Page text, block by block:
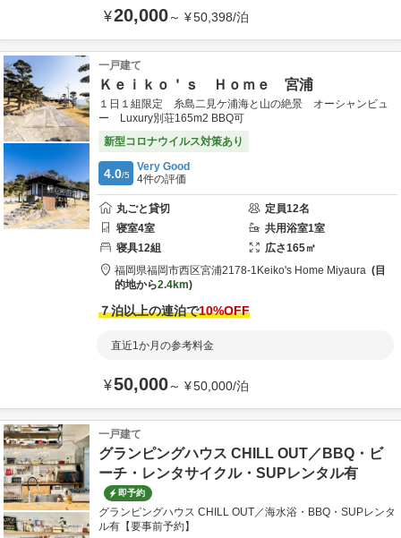
¥20,000～ ¥50,398/泊
一戸建て
Ｋｅｉｋｏ＇ｓ Ｈｏｍｅ 宮浦
１日１組限定 糸島二見ケ浦海と山の絶景 オーシャンビュ
ー Luxury別荘165m2 BBQ可
新型コロナウイルス対策あり
4.0/5
Very Good
4件の評価
丸ごと貸切 定員12名
寝室4室 共用浴室1室
寝具12組 広さ165㎡
福岡県福岡市西区宮浦2178-1 Keiko's Home Miyaura
目
的地から2.4km
７泊以上の連泊で10%OFF
直近1か月の参考料金
¥50,000～ ¥50,000/泊
一戸建て
グランピングハウス CHILL OUT／BBQ・ビ
ーチ・レンタサイクル・SUPレンタル有
即予約
グランピングハウス CHILL OUT／海水浴・BBQ・SUPレンタ
ル有【要事前予約】